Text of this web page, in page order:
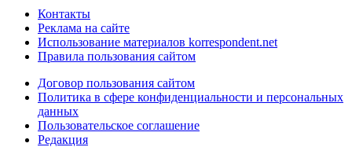
Контакты
Реклама на сайте
Использование материалов korrespondent.net
Правила пользования сайтом
Договор пользования сайтом
Политика в сфере конфиденциальности и персональных
данных
Пользовательское соглашение
Редакция